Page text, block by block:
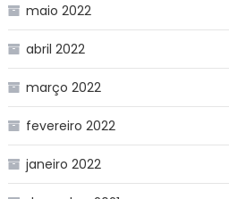
maio 2022
abril 2022
março 2022
fevereiro 2022
janeiro 2022